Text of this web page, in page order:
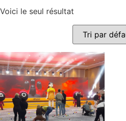
Voici le seul résultat